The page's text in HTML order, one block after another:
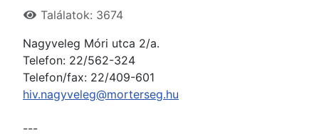
Találatok: 3674
Nagyveleg Móri utca 2/a.
Telefon: 22/562-324
Telefon/fax: 22/409-601
hiv.nagyveleg@morterseg.hu
---